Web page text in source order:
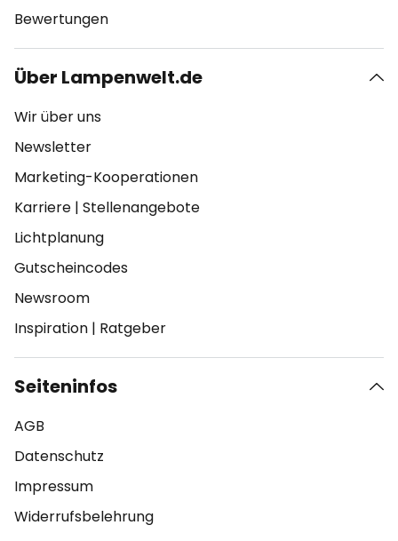
Bewertungen
Über Lampenwelt.de
Wir über uns
Newsletter
Marketing-Kooperationen
Karriere | Stellenangebote
Lichtplanung
Gutscheincodes
Newsroom
Inspiration | Ratgeber
Seiteninfos
AGB
Datenschutz
Impressum
Widerrufsbelehrung